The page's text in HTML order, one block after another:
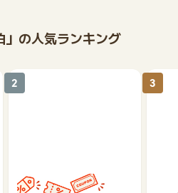
」の人気ランキング
じゃらんnet
2 3